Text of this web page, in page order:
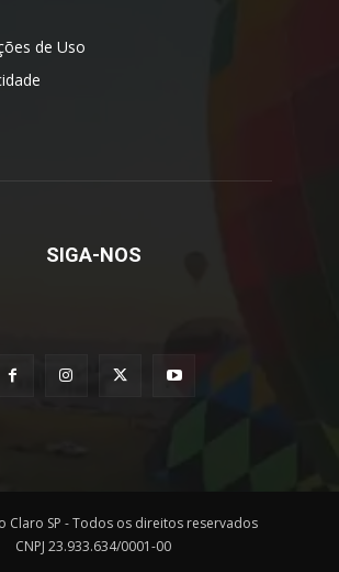
de Uso
SIGA-NOS
Claro SP - Todos os direitos reservados
CNPJ 23.933.634/0001-00